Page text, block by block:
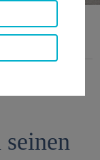
Aktuelles